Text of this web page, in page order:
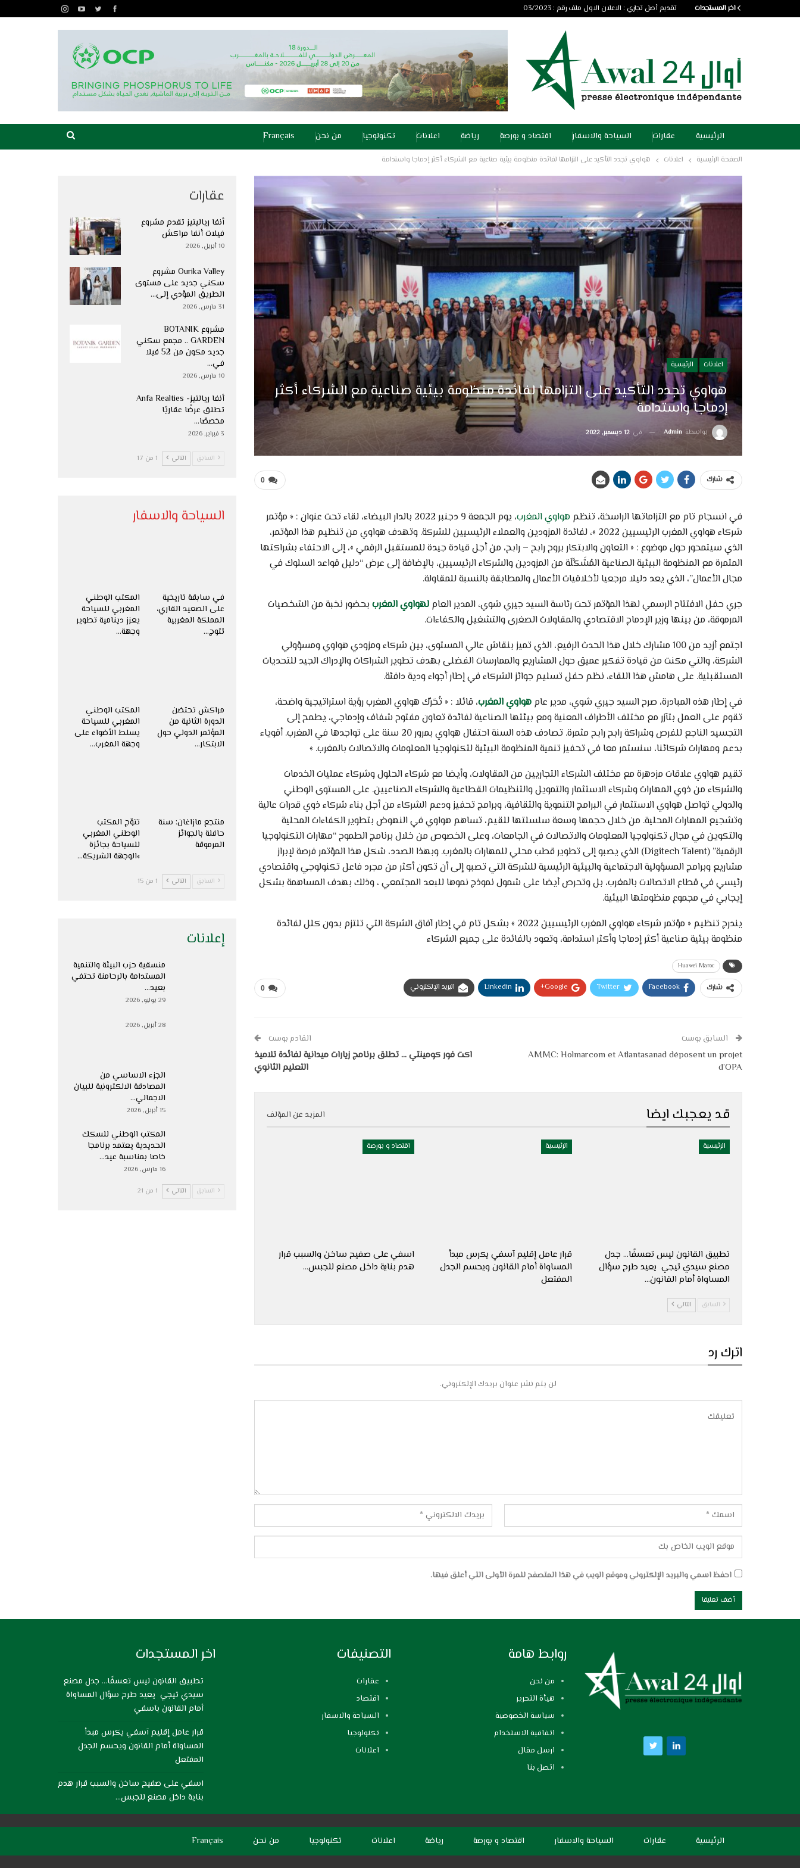
اخر المستجدات تقديم أصل تجاري : الاعلان الاول ملف رقم : 03/2023
الرئيسية عقارات السياحة والاسفار اقتصاد و بورصة رياضة اعلانات تكنولوجيا من نحن Français
الصفحة الرئيسية اعلانات هواوي تجدد التأكيد على التزامها لفائدة منظومة بيئية صناعية مع الشركاء أكثر إدماجا واستدامة
اعلانات الرئيسية
هواوي تجدد التأكيد على التزامها لفائدة منظومة بيئية صناعية مع الشركاء أكثر
إدماجا واستدامة
بواسطة Admin في 12 ديسمبر, 2022
0 شارك
في انسجام تام مع التزاماتها الراسخة، تنظم هواوي المغرب
، يوم الجمعة 9 دجنبر 2022 بالدار البيضاء، لقاء تحت عنوان : « مؤتمر
شركاء هواوي المغرب الرئيسيين 2022 »، لفائدة المزودين والعملاء الرئيسيين للشركة. وتهدف هواوي من تنظيم هذا المؤتمر،
الذي سيتمحور حول موضوع : « التعاون والابتكار بروح رابح – رابح، من أجل قيادة جيدة للمستقبل الرقمي »، إلى الاحتفاء بشراكتها
المثمرة مع المنظومة البيئية الصناعية المُشَكَّلَة من المزودين والشركاء الرئيسيين، بالإضافة إلى عرض “دليل قواعد السلوك في
مجال الأعمال”، الذي يعد دليلا مرجعيا لأخلاقيات الأعمال والمطابقة بالنسبة للمقاولة.
جري حفل الافتتاح الرسمي لهذا المؤتمر تحت رئاسة السيد جيري شوي، المدير العام لهواوي المغرب بحضور نخبة من الشخصيات
المرموقة، من بينها وزير الإدماج الاقتصادي والمقاولات الصغرى والتشغيل والكفاءات.
اجتمع أزيد من 100 مشارك خلال هذا الحدث الرفيع، الذي تميز بنقاش عالي المستوى، بين شركاء ومزودي هواوي ومسؤولي
الشركة، والتي مكنت من قيادة تفكير عميق حول المشاريع والممارسات الفضلى بهدف تطوير الشراكات والإدراك الجيد للتحديات
المستقبلية. على هامش هذا اللقاء، نظم حفل تسليم جوائز الشركاء في إطار أجواء ودية دافئة.
في إطار هذه المبادرة، صرح السيد جيري شوي، مدير عام هواوي المغرب، قائلا : « تُحَرِّك هواوي المغرب رؤية استراتيجية واضحة،
تقوم على العمل بتآزر مع مختلف الأطراف المعنية ومع بيئتها الصناعية لفائدة تعاون مفتوح شفاف وإدماجي، يطمح إلى
التجسيد الناجع للفرص وشراكة رابح رابح مثمرة. تصادف هذه السنة احتفال هواوي بمرور 20 سنة على تواجدها في المغرب. أقوياء
بدعم ومهارات شركائنا، سنستمر معا في تحفيز تنمية المنظومة البيئية لتكنولوجيا المعلومات والاتصالات بالمغرب. »
تقيم هواوي علاقات مزدهرة مع مختلف الشركاء التجاريين من المقاولات، وأيضا مع شركاء الحلول وشركاء عمليات الخدمات
والشركاء من ذوي المهارات وشركاء الاستثمار والتمويل والتنظيمات القطاعية والشركاء الصناعيين. على المستوى الوطني
والدولي تواصل هواوي الاستثمار في البرامج التنموية والثقافية، وبرامج تحفيز ودعم الشركاء من أجل بناء شركاء ذوي قدرات عالية
وتشجيع المهارات المحلية. من خلال حجمها وسعة سلسلتها للقيم، تساهم هواوي في النهوض بتطوير الكفاءات المحلية
والتكوين في مجال تكنولوجيا المعلومات والاتصالات في الجامعات، وعلى الخصوص من خلال برنامج الطموح “مهارات التكنولوجيا
الرقمية” (Digitech Talent) الذي يصبو إلى تطوير قطب محلي للمهارات بالمغرب. وبهذا الصدد، شكل هذا المؤتمر فرصة لإبراز
مشاريع وبرامج المسؤولية الاجتماعية والبيئية الرئيسية للشركة التي تصبو إلى أن تكون أكثر من مجرد فاعل تكنولوجي واقتصادي
رئيسي في قطاع الاتصالات بالمغرب، بل وتحرص أيضا على شمول نموذج نموها للبعد المجتمعي ، وذلك بهدف المساهمة بشكل
إيجابي في مجموع منظومتها البيئية.
يندرج تنظيم « مؤتمر شركاء هواوي المغرب الرئيسيين 2022 » بشكل تام في إطار آفاق الشركة التي تلتزم بدون كلل لفائدة
منظومة بيئية صناعية أكثر إدماجا وأكثر استدامة، وتعود بالفائدة على جميع الشركاء
Huawei Maroc
0 شارك Facebook
Twitter
Google+
Linkedin البريد الإلكتروني
السابق بوست
AMMC: Holmarcom et Atlantasanad déposent un projet
d’OPA
القادم بوست
اكت فور كومينتي …تطلق برنامج زيارات ميدانية لفائدة تلاميذ
التعليم الثانوي
قد يعجبك ايضا المزيد عن المؤلف
الرئيسية
تطبيق القانون ليس تعسفًا… جدل
مصنع سيدي تيجي يعيد طرح سؤال
المساواة أمام القانون…
الرئيسية
قرار عامل إقليم آسفي يكرس مبدأ
المساواة أمام القانون ويحسم الجدل
المفتعل
اقتصاد و بورصة
اسفي على صفيح ساخن والسبب قرار
هدم بناية داخل مصنع للجبس…
السابق التالي
اترك رد
لن يتم نشر عنوان بريدك الإلكتروني.
احفظ اسمي والبريد الإلكتروني وموقع الويب في هذا المتصفح للمرة الأولى التي أعلق فيها.
عقارات
أنفا رياليتيز تقدم مشروع
فيلات أنفا مراكش
10 أبريل, 2026
Ourika Valley مشروع
سكني جديد على مستوى
الطريق المؤدي إلى…
31 مارس, 2026
مشروع BOTANIK
GARDEN .. مجمع سكني
جديد مكون من 52 فيلا
في…
10 مارس, 2026
أنفا ريالتيز- Anfa Realties
تطلق عرضًا عقاريًا
مخصصًا…
3 فبراير, 2026
السابق التالي 1 من 17
السياحة والاسفار
في سابقة تاريخية
على الصعيد القاري،
المملكة المغربية
تتوج…
المكتب الوطني
المغربي للسياحة
يعزز دينامية تطوير
وجهة…
مراكش تحتضن
الدورة الثانية من
المؤتمر الدولي حول
الابتكار…
المكتب الوطني
المغربي للسياحة
يسلط الأضواء على
وجهة المغرب…
منتجع مازاغان: سنة
حافلة بالجوائز
المرموقة
تتوّج المكتب
الوطني المغربي
للسياحة بجائزة
»الوجهة الشريكة…
السابق التالي 1 من 15
إعلانات
منسقية حزب البيئة والتنمية
المستدامة بالرحامنة تحتفي
بعيد…
29 يوليو, 2026
28 أبريل, 2026
الجزء الاساسي من
المصادقة الالكترونية للبيان
الاجمالي…
15 أبريل, 2026
المكتب الوطني للسكك
الحديدية يعتمد برنامجا
خاصا بمناسبة عيد…
16 مارس, 2026
السابق التالي 1 من 21
روابط هامة
من نحن
هيأة التحرير
سياسة الخصوصية
اتفاقية الاستخدام
ارسل مقال
اتصل بنا
التصنيفات
عقارات
اقتصاد
السياحة والاسفار
تكنولوجيا
اعلانات
اخر المستجدات
تطبيق القانون ليس تعسفًا… جدل مصنع
سيدي تيجي يعيد طرح سؤال المساواة
أمام القانون بآسفي
قرار عامل إقليم آسفي يكرس مبدأ
المساواة أمام القانون ويحسم الجدل
المفتعل
اسفي على صفيح ساخن والسبب قرار هدم
بناية داخل مصنع للجبس…
الرئيسية عقارات السياحة والاسفار اقتصاد و بورصة رياضة اعلانات تكنولوجيا من نحن Français